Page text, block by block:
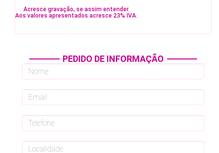
Acresce gravação, se assim entender.
Aos valores apresentados acresce 23% IVA.
PEDIDO DE INFORMAÇÃO